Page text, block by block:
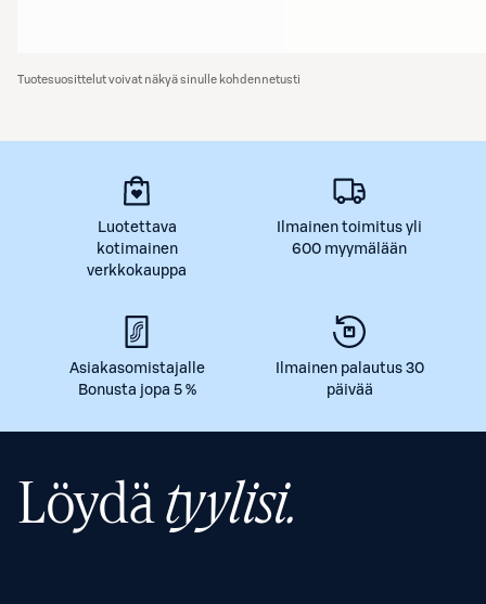
Tuotesuosittelut voivat näkyä sinulle kohdennetusti
Luotettava
kotimainen
verkkokauppa
Ilmainen toimitus yli
600 myymälään
Asiakasomistajalle
Bonusta jopa 5 %
Ilmainen palautus 30
päivää
Löydätyylisi.